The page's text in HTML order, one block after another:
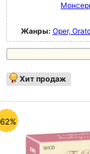
Жанры: Oper,
Хит продаж